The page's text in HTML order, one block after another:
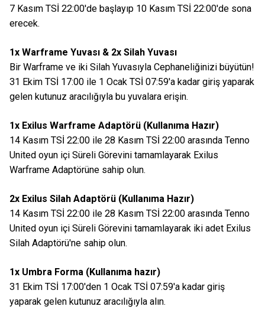
7 Kasım TSİ 22:00'de başlayıp 10 Kasım TSİ 22:00'de sona
erecek.
1x Warframe Yuvası & 2x Silah Yuvası
Bir Warframe ve iki Silah Yuvasıyla Cephaneliğinizi büyütün!
31 Ekim TSİ 17:00 ile 1 Ocak TSİ 07:59'a kadar giriş yaparak
gelen kutunuz aracılığıyla bu yuvalara erişin.
1x Exilus Warframe Adaptörü (Kullanıma Hazır)
14 Kasım TSİ 22:00 ile 28 Kasım TSİ 22:00 arasında Tenno
United oyun içi Süreli Görevini tamamlayarak Exilus
Warframe Adaptörüne sahip olun.
2x Exilus Silah Adaptörü (Kullanıma Hazır)
14 Kasım TSİ 22:00 ile 28 Kasım TSİ 22:00 arasında Tenno
United oyun içi Süreli Görevini tamamlayarak iki adet Exilus
Silah Adaptörü'ne sahip olun.
1x Umbra Forma (Kullanıma hazır)
31 Ekim TSİ 17:00'den 1 Ocak TSİ 07:59'a kadar giriş
yaparak gelen kutunuz aracılığıyla alın.